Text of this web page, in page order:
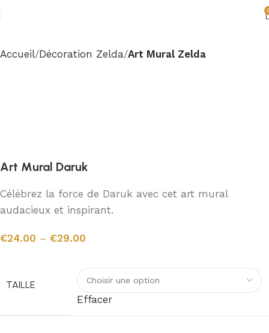
Accueil Décoration Zelda Art Mural Zelda
Art Mural Daruk
Célébrez la force de Daruk avec cet art mural
audacieux et inspirant.
€24.00 – €29.00
TAILLE
Effacer